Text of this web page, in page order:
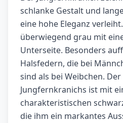
schlanke Gestalt und
eine hohe Eleganz
überwiegend grau mit
Unterseite. Besonders
Halsfedern, die bei
sind als bei Weibchen.
Jungfernkranichs ist mit
charakteristischen
die ihm ein markantes